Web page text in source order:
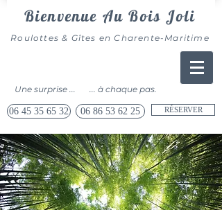
Bienvenue Au Bois Joli
​Roulottes & Gîtes en Charente-Maritime
Une surprise ... ... à chaque pas.
06 45 35 65 32 06 86 53 62 25 RÉSERVER